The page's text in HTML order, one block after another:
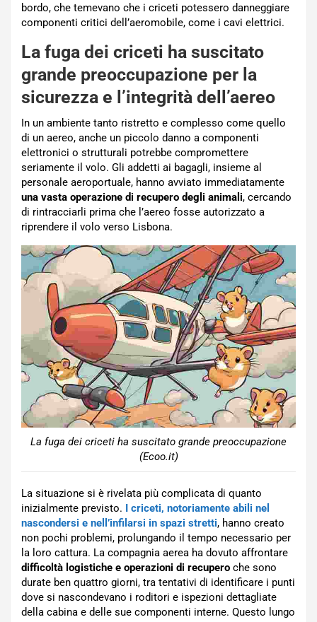
bordo, che temevano che i criceti potessero danneggiare
componenti critici dell’aeromobile, come i cavi elettrici.
La fuga dei criceti ha suscitato
grande preoccupazione per la
sicurezza e l’integrità dell’aereo
In un ambiente tanto ristretto e complesso come quello
di un aereo, anche un piccolo danno a componenti
elettronici o strutturali potrebbe compromettere
seriamente il volo. Gli addetti ai bagagli, insieme al
personale aeroportuale, hanno avviato immediatamente
una vasta operazione di recupero degli animali, cercando
di rintracciarli prima che l’aereo fosse autorizzato a
riprendere il volo verso Lisbona.
La fuga dei criceti ha suscitato grande preoccupazione
(Ecoo.it)
La situazione si è rivelata più complicata di quanto
inizialmente previsto. I criceti, notoriamente abili nel
nascondersi e nell’infilarsi in spazi stretti, hanno creato
non pochi problemi, prolungando il tempo necessario per
la loro cattura. La compagnia aerea ha dovuto affrontare
difficoltà logistiche e operazioni di recupero che sono
durate ben quattro giorni, tra tentativi di identificare i punti
dove si nascondevano i roditori e ispezioni dettagliate
della cabina e delle sue componenti interne. Questo lungo